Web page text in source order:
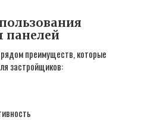
панелей
преимуществ, которые
застройщиков: